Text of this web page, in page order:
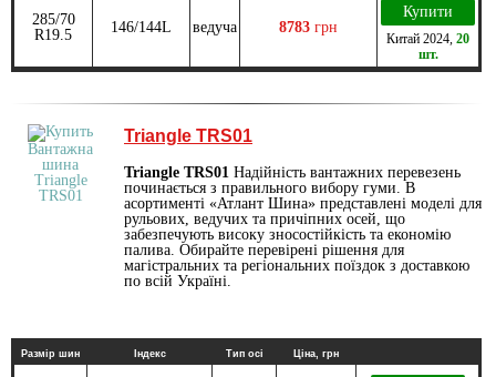
285/70
R19.5
146/144L ведуча 8783 грн
Купити
Китай 2024 20
шт.
Triangle TRS01
Triangle TRS01 Надійність вантажних перевезень
починається з правильного вибору гуми. В
асортименті «Атлант Шина» представлені моделі для
рульових, ведучих та причіпних осей, що
забезпечують високу зносостійкість та економію
палива. Обирайте перевірені рішення для
магістральних та регіональних поїздок з доставкою
по всій Україні.
Размір шин Індекс Тип осі Ціна, грн